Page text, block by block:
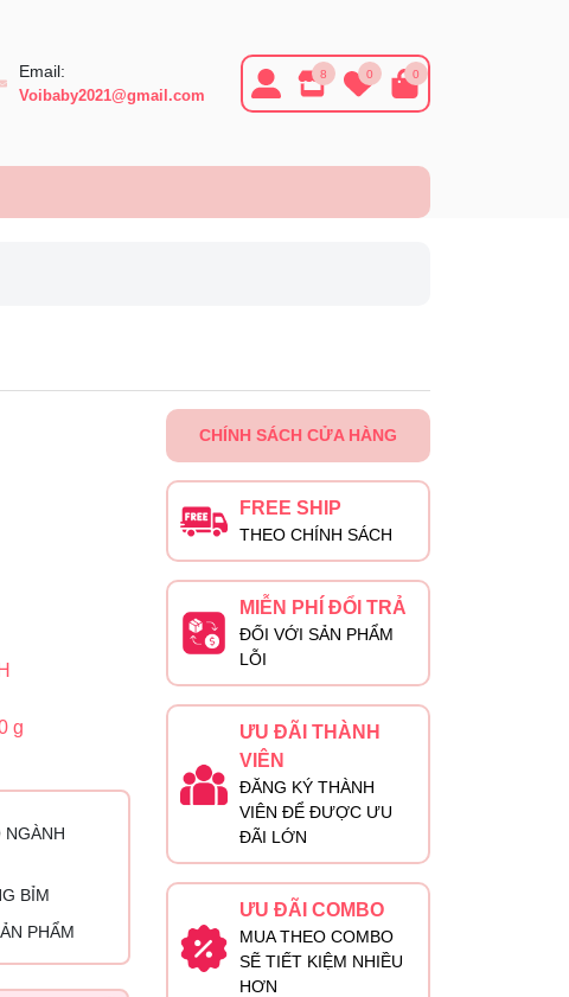
Email:
Voibaby2021@gmail.com
8 0 0
g
NGÀNH
BỈM
PHẨM
CHÍNH SÁCH CỬA HÀNG
FREE SHIP
THEO CHÍNH SÁCH
MIỄN PHÍ ĐỔI TRẢ
ĐỐI VỚI SẢN PHẨM
LỖI
ƯU ĐÃI THÀNH
VIÊN
ĐĂNG KÝ THÀNH
VIÊN ĐỂ ĐƯỢC ƯU
ĐÃI LỚN
ƯU ĐÃI COMBO
MUA THEO COMBO
SẼ TIẾT KIỆM NHIỀU
HƠN